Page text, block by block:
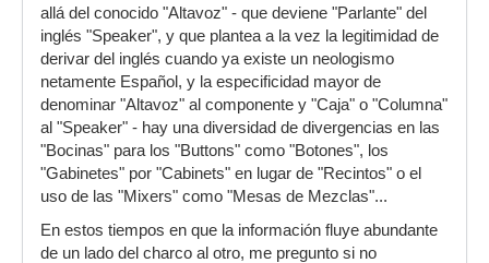
allá del conocido "Altavoz" - que deviene "Parlante" del
inglés "Speaker", y que plantea a la vez la legitimidad de
derivar del inglés cuando ya existe un neologismo
netamente Español, y la especificidad mayor de
denominar "Altavoz" al componente y "Caja" o "Columna"
al "Speaker" - hay una diversidad de divergencias en las
"Bocinas" para los "Buttons" como "Botones", los
"Gabinetes" por "Cabinets" en lugar de "Recintos" o el
uso de las "Mixers" como "Mesas de Mezclas"...
En estos tiempos en que la información fluye abundante
de un lado del charco al otro, me pregunto si no